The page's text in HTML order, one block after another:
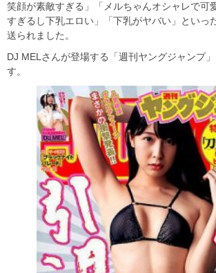
笑顔が素敵すぎる」「メルちゃんオシャレで可
すぎるし下乳エロい」「下乳がヤバい」といっ
送られました。
DJ MELさんが登場する「週刊ヤングジャンプ
す。